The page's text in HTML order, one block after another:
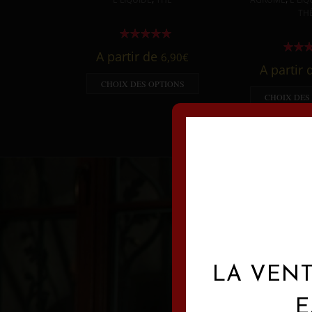
A partir de 6,90€
CHOIX DES OPTIONS
A partir
CHOIX DES
LA